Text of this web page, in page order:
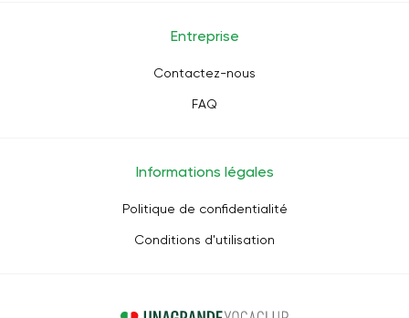
Entreprise
Contactez-nous
FAQ
Informations légales
Politique de confidentialité
Conditions d'utilisation